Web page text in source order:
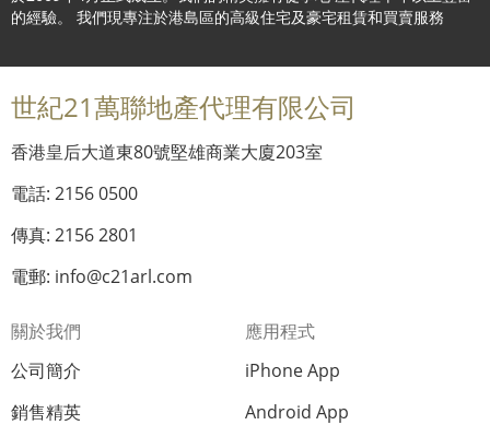
的經驗。 我們現專注於港島區的高級住宅及豪宅租賃和買賣服務
世紀21萬聯地產代理有限公司
香港皇后大道東80號堅雄商業大廈203室
電話: 2156 0500
傳真: 2156 2801
電郵: info@c21arl.com
關於我們
公司簡介
銷售精英
應用程式
iPhone App
Android App